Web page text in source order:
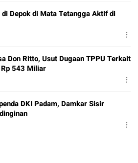
Depok di Mata Tetangga Aktif di
Don Ritto, Usut Dugaan TPPU Terkait
543 Miliar
DKI Padam, Damkar Sisir